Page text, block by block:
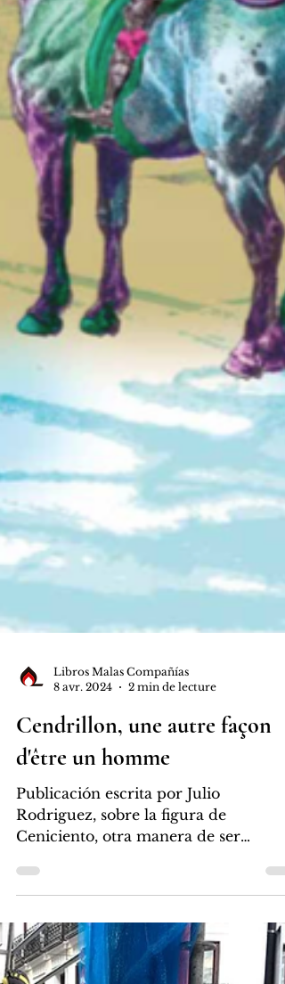
Libros Malas Compañías
8 avr. 2024
2 min de lecture
Cendrillon, une autre façon
d'être un homme
Publicación escrita por Julio
Rodriguez, sobre la figura de
hombre.